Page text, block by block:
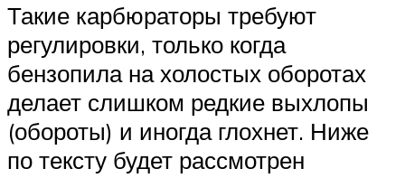
Такие карбюраторы требуют
регулировки, только когда
бензопила на холостых оборотах
делает слишком редкие выхлопы
(обороты) и иногда глохнет. Ниже
по тексту будет рассмотрен